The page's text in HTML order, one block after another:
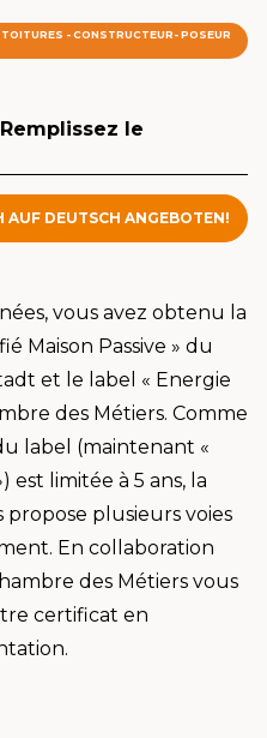
- CONSTRUCTEUR- POSEUR
le
AUF DEUTSCH ANGEBOTEN!
vous avez obtenu la
Maison Passive » du
et le label « Energie
des Métiers. Comme
label (maintenant «
limitée à 5 ans, la
propose plusieurs voies
En collaboration
des Métiers vous
certificat en